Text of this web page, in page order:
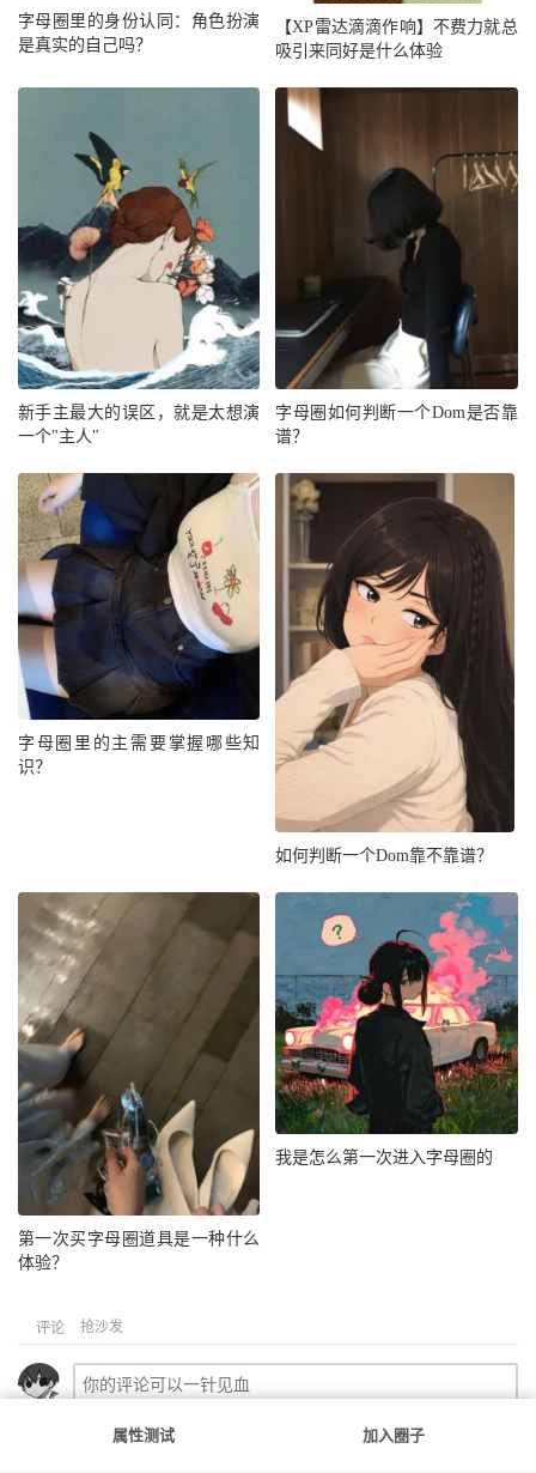
字母圈里的身份认同：角色扮演
是真实的自己吗？
【XP雷达滴滴作响】不费力就总
吸引来同好是什么体验
新手主最大的误区，就是太想演
一个"主人"
字母圈如何判断一个Dom是否靠
谱？
字母圈里的主需要掌握哪些知
识？
如何判断一个Dom靠不靠谱？
第一次买字母圈道具是一种什么
体验？
我是怎么第一次进入字母圈的
评论 抢沙发
属性测试 加入圈子